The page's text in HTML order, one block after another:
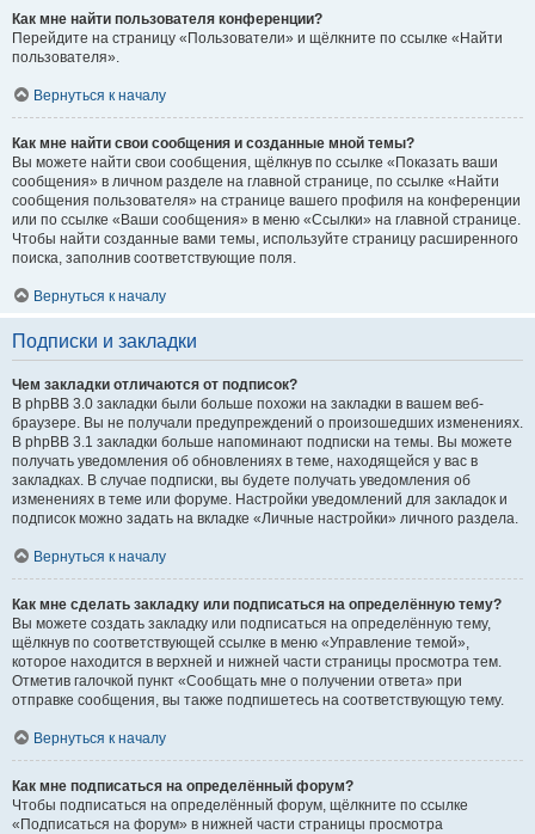
Как мне найти пользователя конференции?
Перейдите на страницу «Пользователи» и щёлкните по ссылке «Найти
пользователя».
Вернуться к началу
Как мне найти свои сообщения и созданные мной темы?
Вы можете найти свои сообщения, щёлкнув по ссылке «Показать ваши
сообщения» в личном разделе на главной странице, по ссылке «Найти
сообщения пользователя» на странице вашего профиля на конференции
или по ссылке «Ваши сообщения» в меню «Ссылки» на главной странице.
Чтобы найти созданные вами темы, используйте страницу расширенного
поиска, заполнив соответствующие поля.
Вернуться к началу
Подписки и закладки
Чем закладки отличаются от подписок?
В phpBB 3.0 закладки были больше похожи на закладки в вашем веб-
браузере. Вы не получали предупреждений о произошедших изменениях.
В phpBB 3.1 закладки больше напоминают подписки на темы. Вы можете
получать уведомления об обновлениях в теме, находящейся у вас в
закладках. В случае подписки, вы будете получать уведомления об
изменениях в теме или форуме. Настройки уведомлений для закладок и
подписок можно задать на вкладке «Личные настройки» личного раздела.
Вернуться к началу
Как мне сделать закладку или подписаться на определённую тему?
Вы можете создать закладку или подписаться на определённую тему,
щёлкнув по соответствующей ссылке в меню «Управление темой»,
которое находится в верхней и нижней части страницы просмотра тем.
Отметив галочкой пункт «Сообщать мне о получении ответа» при
отправке сообщения, вы также подпишетесь на соответствующую тему.
Вернуться к началу
Как мне подписаться на определённый форум?
Чтобы подписаться на определённый форум, щёлкните по ссылке
«Подписаться на форум» в нижней части страницы просмотра